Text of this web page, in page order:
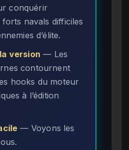
conquérir
navals difficiles
d’élite.
version — Les
contournent
hooks du moteur
à l’édition
— Voyons les